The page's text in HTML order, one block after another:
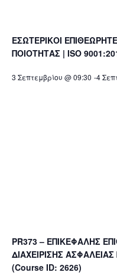
ΕΣΩΤΕΡΙΚΟΙ
ΠΟΙΟΤΗΤΑΣ | ISO
3 Σεπτεμβρίου @ 09:30 -4
PR373 – ΕΠΙΚΕΦΑΛΗΣ
ΔΙΑΧΕΙΡΙΣΗΣ
(Course ID: 2626)